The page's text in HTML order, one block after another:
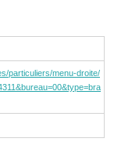
particuliers/menu-droite/